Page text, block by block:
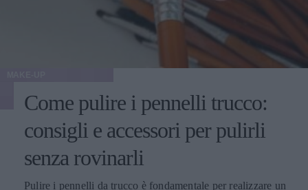
Come pulire i pennelli trucco:
consigli e accessori per pulirli
senza rovinarli
Pulire i pennelli da trucco è fondamentale per realizzare un